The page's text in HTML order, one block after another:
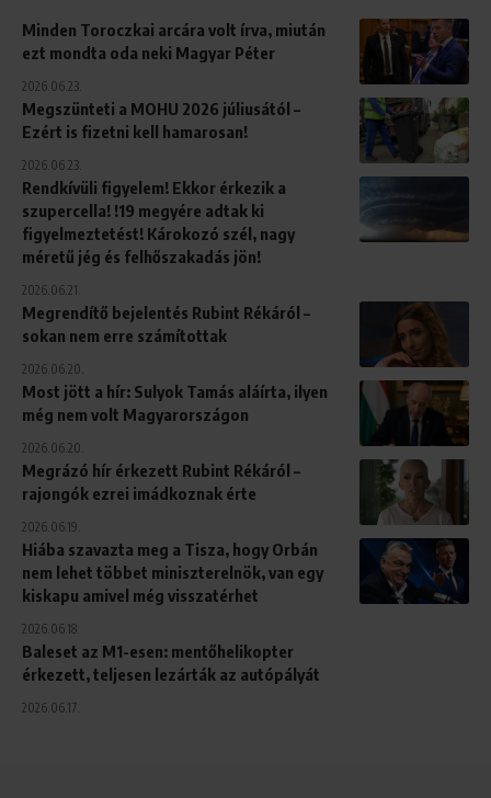
Minden Toroczkai arcára volt írva, miután
ezt mondta oda neki Magyar Péter
2026.06.23.
Megszünteti a MOHU 2026 júliusától –
Ezért is fizetni kell hamarosan!
2026.06.23.
Rendkívüli figyelem! Ekkor érkezik a
szupercella! !19 megyére adtak ki
figyelmeztetést! Károkozó szél, nagy
méretű jég és felhőszakadás jön!
2026.06.21.
Megrendítő bejelentés Rubint Rékáról –
sokan nem erre számítottak
2026.06.20.
Most jött a hír: Sulyok Tamás aláírta, ilyen
még nem volt Magyarországon
2026.06.20.
Megrázó hír érkezett Rubint Rékáról –
rajongók ezrei imádkoznak érte
2026.06.19.
Hiába szavazta meg a Tisza, hogy Orbán
nem lehet többet miniszterelnök, van egy
kiskapu amivel még visszatérhet
2026.06.18.
Baleset az M1-esen: mentőhelikopter
érkezett, teljesen lezárták az autópályát
2026.06.17.